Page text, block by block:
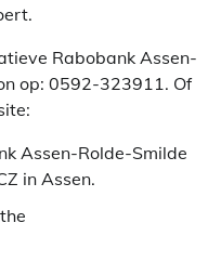
Rabobank Assen-
op: 0592-323911. Of
Assen-Rolde-Smilde
in Assen.